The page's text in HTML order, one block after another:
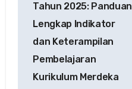
Tahun 2025: Panduan
Lengkap Indikator
dan Keterampilan
Pembelajaran
Kurikulum Merdeka